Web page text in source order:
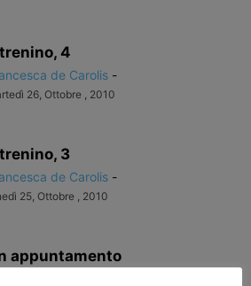
4
de Carolis -
26, Ottobre , 2010
3
de Carolis -
25, Ottobre , 2010
appuntamento